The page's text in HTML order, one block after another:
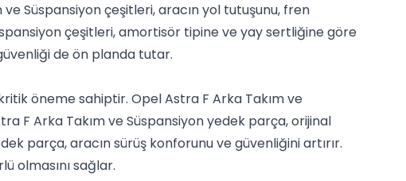
Süspansiyon çeşitleri, aracın yol tutuşunu, fren
çeşitleri, amortisör tipine ve yay sertliğine göre
de ön planda tutar.
öneme sahiptir. Opel Astra F Arka Takım ve
F Arka Takım ve Süspansiyon yedek parça, orijinal
parça, aracın sürüş konforunu ve güvenliğini artırır.
olmasını sağlar.